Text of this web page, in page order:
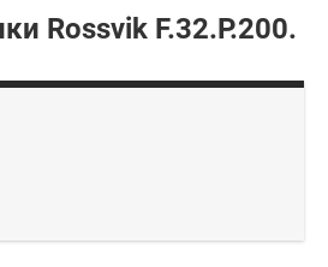
Rossvik F.32.P.200.